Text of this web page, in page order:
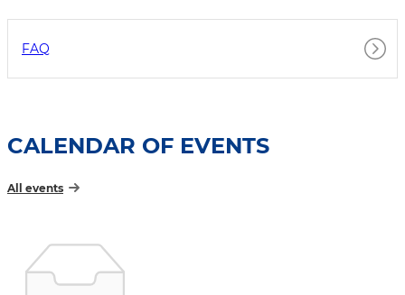
FAQ
CALENDAR OF EVENTS
All events